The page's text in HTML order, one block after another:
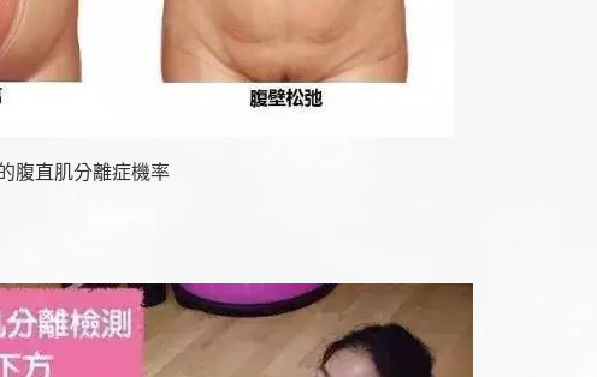
腹直肌分離症機率